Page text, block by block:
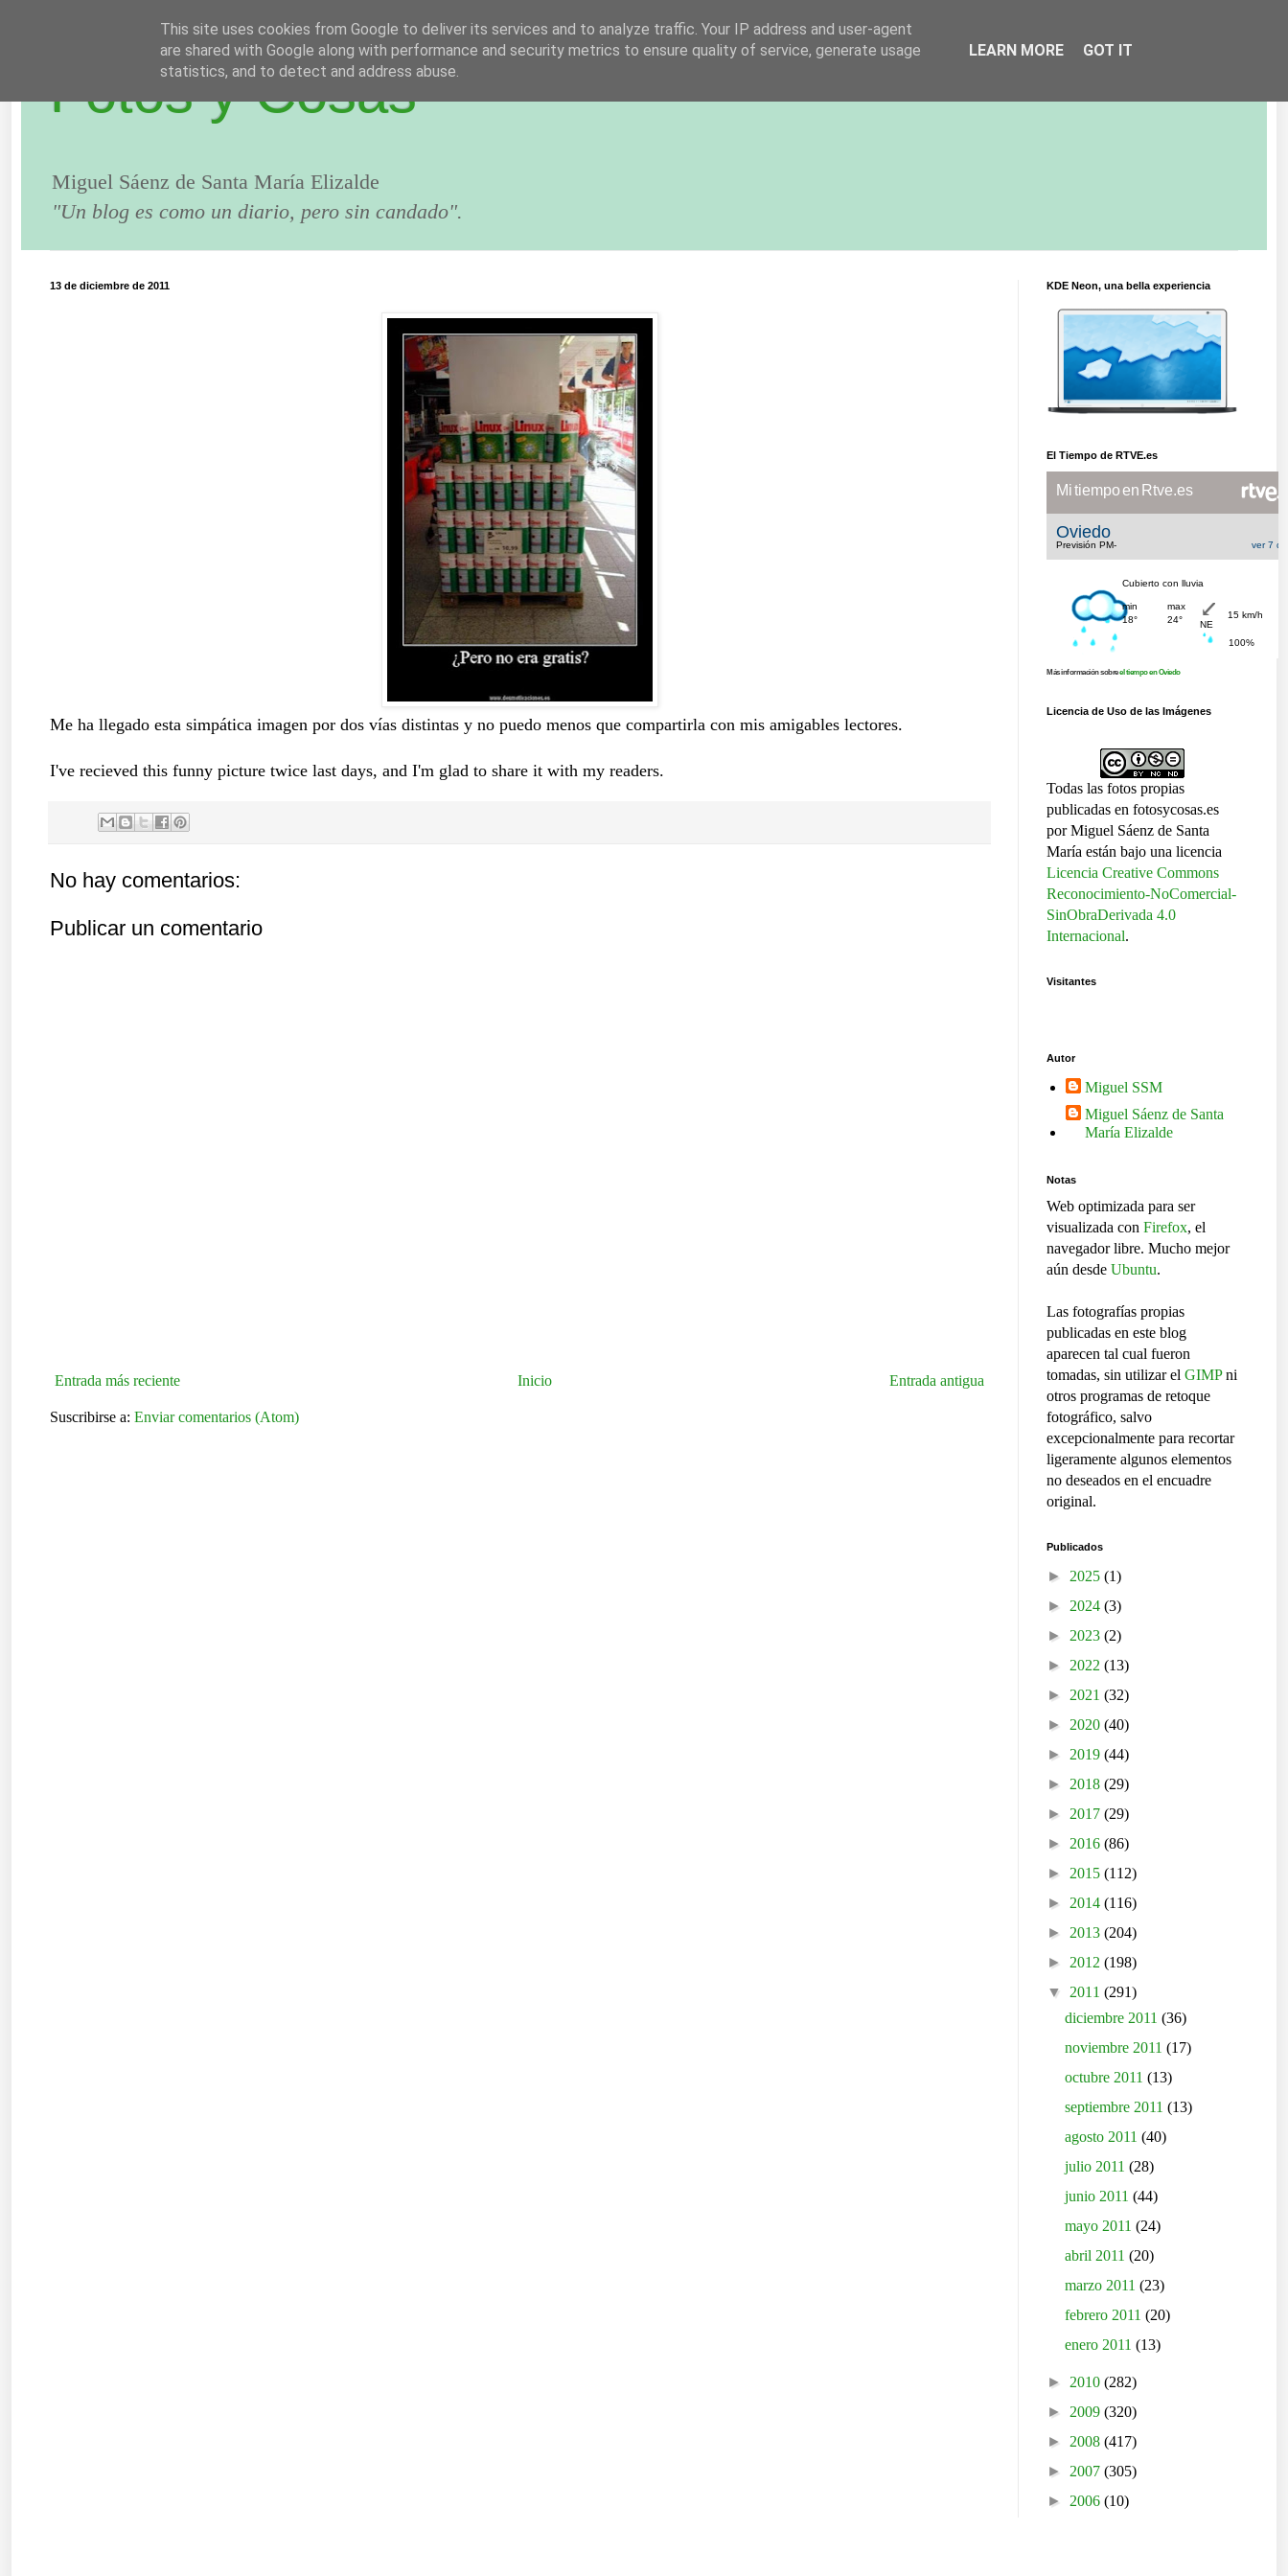
Fotos y Cosas
Miguel Sáenz de Santa María Elizalde
"Un blog es como un diario, pero sin candado".
13 de diciembre de 2011
Me ha llegado esta simpática imagen por dos vías distintas y no puedo menos que compartirla con mis amigables lectores.
I've recieved this funny picture twice last days, and I'm glad to share it with my readers.
No hay comentarios:
Publicar un comentario
Entrada más reciente Entrada antigua
Inicio
Suscribirse a: Enviar comentarios (Atom)
KDE Neon, una bella experiencia
El Tiempo de RTVE.es
Más información sobreel tiempo en Oviedo
Licencia de Uso de las Imágenes
Todas las fotos propias
publicadas en fotosycosas.es
por Miguel Sáenz de Santa
María están bajo una licencia
Licencia Creative Commons
Reconocimiento-NoComercial-
SinObraDerivada 4.0
Internacional.
Visitantes
Autor
Miguel SSM
Miguel Sáenz de Santa
María Elizalde
Notas
Web optimizada para ser
visualizada con Firefox, el
navegador libre. Mucho mejor
aún desde Ubuntu.
Las fotografías propias
publicadas en este blog
aparecen tal cual fueron
tomadas, sin utilizar el GIMPni
otros programas de retoque
fotográfico, salvo
excepcionalmente para recortar
ligeramente algunos elementos
no deseados en el encuadre
original.
Publicados
► 2025 (1)
► 2024 (3)
► 2023 (2)
► 2022 (13)
► 2021 (32)
► 2020 (40)
► 2019 (44)
► 2018 (29)
► 2017 (29)
► 2016 (86)
► 2015 (112)
► 2014 (116)
► 2013 (204)
► 2012 (198)
▼ 2011 (291)
diciembre 2011(36)
noviembre 2011(17)
octubre 2011(13)
septiembre 2011(13)
agosto 2011(40)
julio 2011(28)
junio 2011(44)
mayo 2011(24)
abril 2011(20)
marzo 2011(23)
febrero 2011(20)
enero 2011(13)
► 2010 (282)
► 2009 (320)
► 2008 (417)
► 2007 (305)
► 2006 (10)
This site uses cookies from Google to deliver its services and to analyze traffic. Your IP address and user-agent
are shared with Google along with performance and security metrics to ensure quality of service, generate usage
statistics, and to detect and address abuse.
LEARN MORE GOT IT